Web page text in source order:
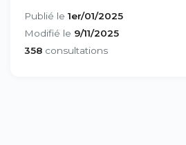
Publié le 1er/01/2025
Modifié le 9/11/2025
358 consultations